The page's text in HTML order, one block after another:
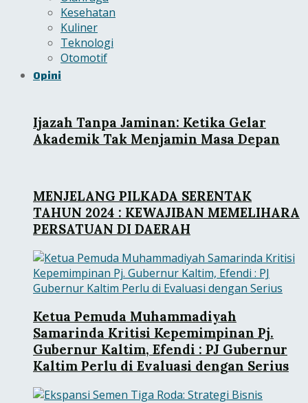
Kesehatan
Kuliner
Teknologi
Otomotif
Opini
Ijazah Tanpa Jaminan: Ketika Gelar
Akademik Tak Menjamin Masa Depan
MENJELANG PILKADA SERENTAK
TAHUN 2024 : KEWAJIBAN MEMELIHARA
PERSATUAN DI DAERAH
Ketua Pemuda Muhammadiyah
Samarinda Kritisi Kepemimpinan Pj.
Gubernur Kaltim, Efendi : PJ Gubernur
Kaltim Perlu di Evaluasi dengan Serius